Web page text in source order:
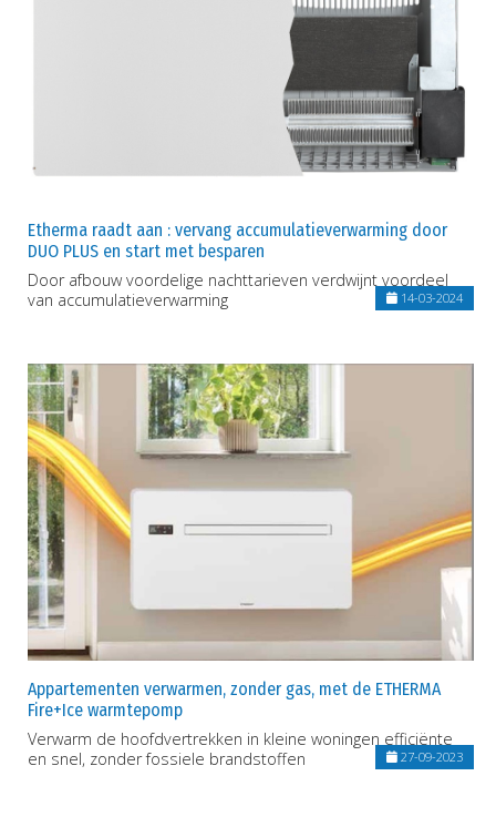
Etherma raadt aan : vervang accumulatieverwarming door
DUO PLUS en start met besparen
Door afbouw voordelige nachttarieven verdwijnt voordeel
van accumulatieverwarming
14-03-2024
Appartementen verwarmen, zonder gas, met de ETHERMA
Fire+Ice warmtepomp
Verwarm de hoofdvertrekken in kleine woningen efficiënte
en snel, zonder fossiele brandstoffen
27-09-2023